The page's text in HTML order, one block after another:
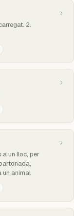
2.
a un lloc, per
un animal